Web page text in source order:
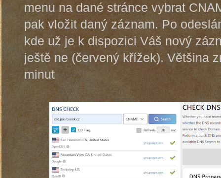
menu na dané stránce vybrat
pak vložit daný záznam. Po
kde už je k dispozici Váš nový
ještě ne (červený křížek). Většina
minut